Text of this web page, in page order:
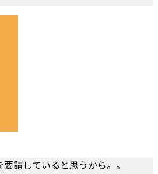
請していると思うから。。